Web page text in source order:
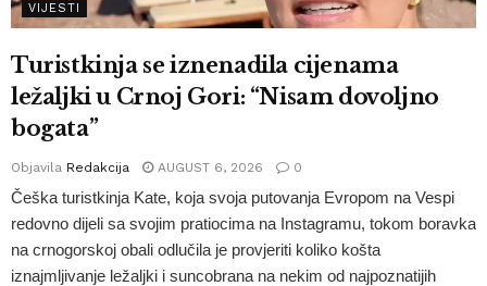
VIJESTI
Turistkinja se iznenadila cijenama
ležaljki u Crnoj Gori: “Nisam dovoljno
bogata”
Objavila Redakcija AUGUST 6, 2026 0
Češka turistkinja Kate, koja svoja putovanja Evropom na Vespi
redovno dijeli sa svojim pratiocima na Instagramu, tokom boravka
na crnogorskoj obali odlučila je provjeriti koliko košta
iznajmljivanje ležaljki i suncobrana na nekim od najpoznatijih